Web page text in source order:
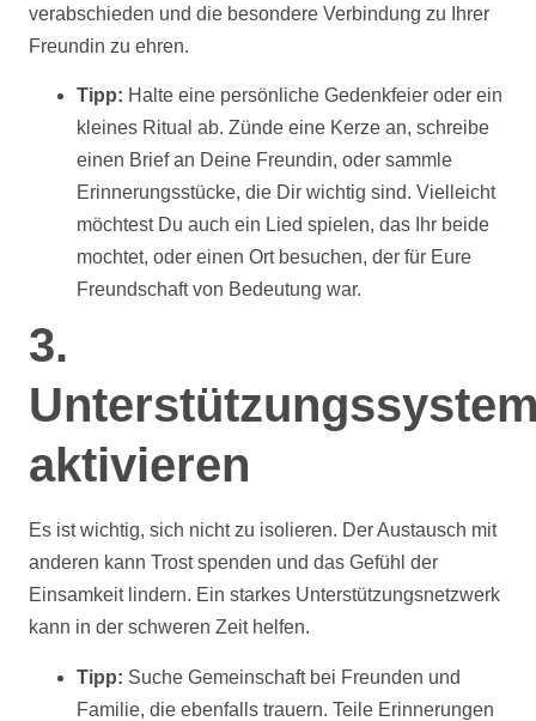
verabschieden und die besondere Verbindung zu Ihrer
Freundin zu ehren.
Tipp: Halte eine persönliche Gedenkfeier oder ein
kleines Ritual ab. Zünde eine Kerze an, schreibe
einen Brief an Deine Freundin, oder sammle
Erinnerungsstücke, die Dir wichtig sind. Vielleicht
möchtest Du auch ein Lied spielen, das Ihr beide
mochtet, oder einen Ort besuchen, der für Eure
Freundschaft von Bedeutung war.
3.
aktivieren
Es ist wichtig, sich nicht zu isolieren. Der Austausch mit
anderen kann Trost spenden und das Gefühl der
Einsamkeit lindern. Ein starkes Unterstützungsnetzwerk
kann in der schweren Zeit helfen.
Tipp: Suche Gemeinschaft bei Freunden und
Familie, die ebenfalls trauern. Teile Erinnerungen